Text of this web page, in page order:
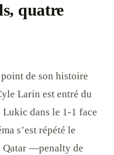
quatre
de son histoire
Larin est entré du
dans le 1-1 face
s’est répété le
Qatar —penalty de